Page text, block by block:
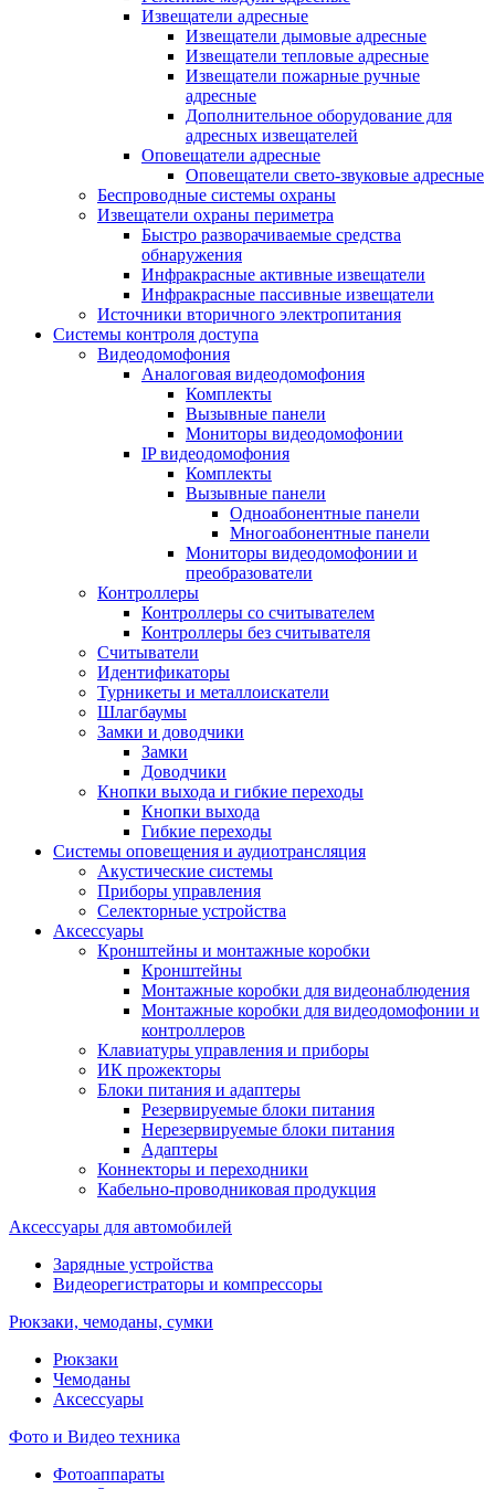
Извещатели адресные
Извещатели дымовые адресные
Извещатели тепловые адресные
Извещатели пожарные ручные
адресные
Дополнительное оборудование для
адресных извещателей
Оповещатели адресные
Оповещатели свето-звуковые адресные
Беспроводные системы охраны
Извещатели охраны периметра
Быстро разворачиваемые средства
обнаружения
Инфракрасные активные извещатели
Инфракрасные пассивные извещатели
Источники вторичного электропитания
Системы контроля доступа
Видеодомофония
Аналоговая видеодомофония
Комплекты
Вызывные панели
Мониторы видеодомофонии
IP видеодомофония
Комплекты
Вызывные панели
Одноабонентные панели
Многоабонентные панели
Мониторы видеодомофонии и
преобразователи
Контроллеры
Контроллеры со считывателем
Контроллеры без считывателя
Считыватели
Идентификаторы
Турникеты и металлоискатели
Шлагбаумы
Замки и доводчики
Замки
Доводчики
Кнопки выхода и гибкие переходы
Кнопки выхода
Гибкие переходы
Системы оповещения и аудиотрансляция
Акустические системы
Приборы управления
Селекторные устройства
Аксессуары
Кронштейны и монтажные коробки
Кронштейны
Монтажные коробки для видеонаблюдения
Монтажные коробки для видеодомофонии и
контроллеров
Клавиатуры управления и приборы
ИК прожекторы
Блоки питания и адаптеры
Резервируемые блоки питания
Нерезервируемые блоки питания
Адаптеры
Коннекторы и переходники
Кабельно-проводниковая продукция
Аксессуары для автомобилей
Зарядные устройства
Видеорегистраторы и компрессоры
Рюкзаки, чемоданы, сумки
Рюкзаки
Чемоданы
Аксессуары
Фото и Видео техника
Фотоаппараты